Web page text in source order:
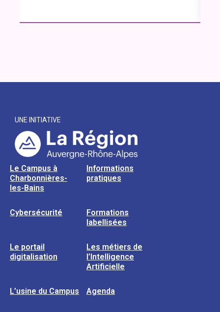
UNE INITIATIVE
Le Campus à
Charbonnières-
les-Bains
Informations
pratiques
Cybersécurité
Formations
labellisées
Le portail
digitalisation
Les métiers de
l’Intelligence
Artificielle
L’usine du Campus Agenda